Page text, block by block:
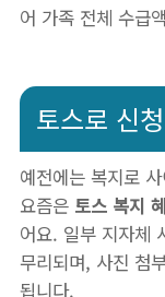
어 가족 전체 수급
토스로 신
예전에는 복지로
요즘은 토스 복지
어요. 일부 지자체
무리되며, 사진 첨
됩니다.